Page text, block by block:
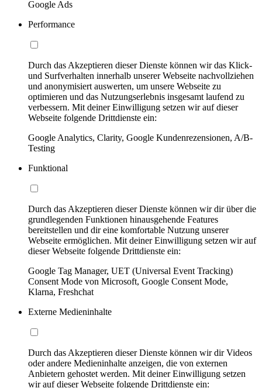
Google Ads
Performance
Durch das Akzeptieren dieser Dienste können wir das Klick-
und Surfverhalten innerhalb unserer Webseite nachvollziehen
und anonymisiert auswerten, um unsere Webseite zu
optimieren und das Nutzungserlebnis insgesamt laufend zu
verbessern. Mit deiner Einwilligung setzen wir auf dieser
Webseite folgende Drittdienste ein:
Google Analytics, Clarity, Google Kundenrezensionen, A/B-
Testing
Funktional
Durch das Akzeptieren dieser Dienste können wir dir über die
grundlegenden Funktionen hinausgehende Features
bereitstellen und dir eine komfortable Nutzung unserer
Webseite ermöglichen. Mit deiner Einwilligung setzen wir auf
dieser Webseite folgende Drittdienste ein:
Google Tag Manager, UET (Universal Event Tracking)
Consent Mode von Microsoft, Google Consent Mode,
Klarna, Freshchat
Externe Medieninhalte
Durch das Akzeptieren dieser Dienste können wir dir Videos
oder andere Medieninhalte anzeigen, die von externen
Anbietern gehostet werden. Mit deiner Einwilligung setzen
wir auf dieser Webseite folgende Drittdienste ein: